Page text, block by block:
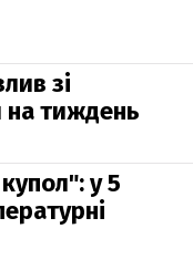
зі
на тиждень
у 5